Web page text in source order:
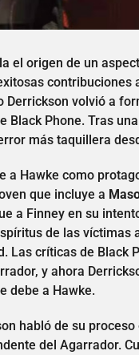
el origen de un
contribuciones
Derrickson volvió a
Phone. Tras
más taquillera
Hawke como
que incluye a
a Finney en su
de las víctimas
Las críticas de Black
y ahora
debe a Hawke.
habló de su
del Agarrador.